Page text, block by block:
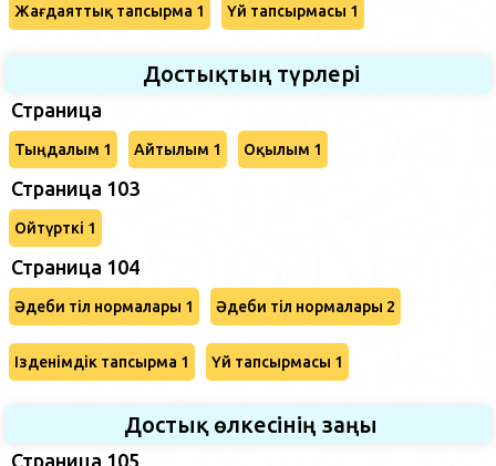
Жағдаяттық тапсырма 1 Үй тапсырмасы 1
Достықтың түрлері
Страница
Тыңдалым 1 Айтылым 1 Оқылым 1
Страница 103
Ойтүрткі 1
Страница 104
Әдеби тіл нормалары 1 Әдеби тіл нормалары 2
Ізденімдік тапсырма 1 Үй тапсырмасы 1
Достық өлкесінің заңы
Страница 105